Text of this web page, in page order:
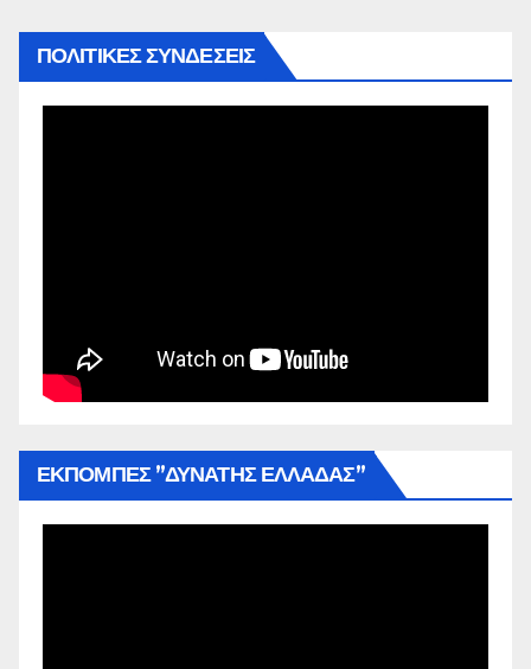
ΠΟΛΙΤΙΚΕΣ ΣΥΝΔΕΣΕΙΣ
ΕΚΠΟΜΠΕΣ ”ΔΥΝΑΤΗΣ ΕΛΛΑΔΑΣ”